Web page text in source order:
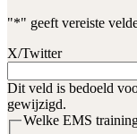
"*" geeft vereiste
X/Twitter
Dit veld is bedoeld
gewijzigd.
Welke EMS